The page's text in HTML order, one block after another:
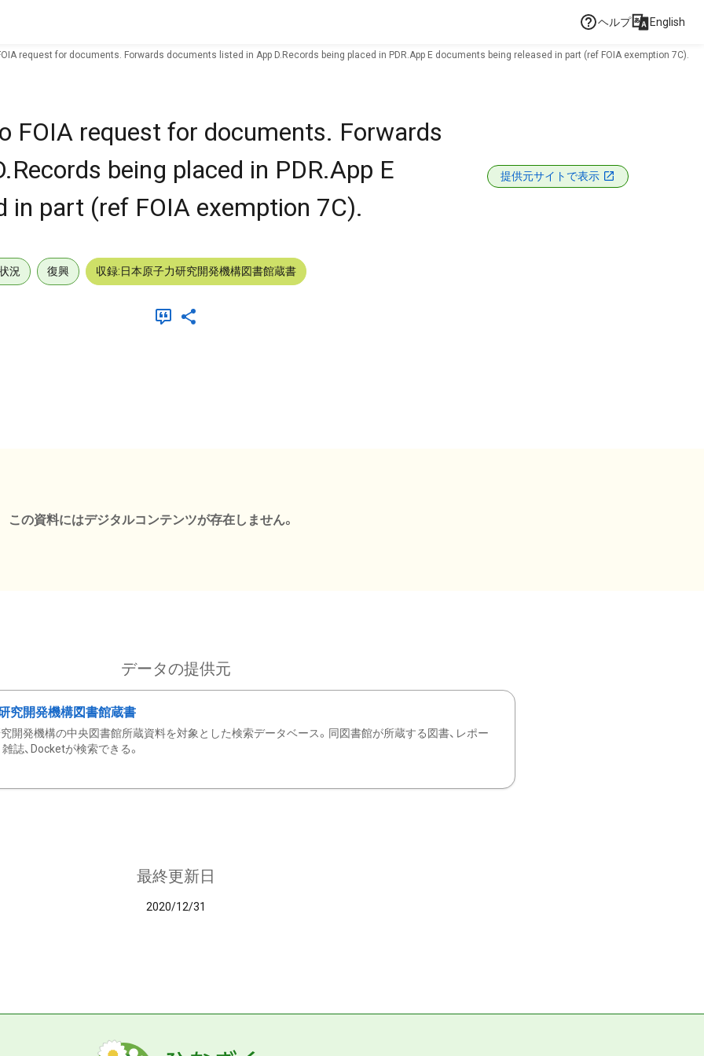
ヘルプ English
request for documents. Forwards documents listed in App D.Records being placed in PDR.App E documents being released in part (ref FOIA exemption 7C).
FOIA request for documents. Forwards
being placed in PDR.App E
in part (ref FOIA exemption 7C).
提供元サイトで表示
況 復興 収録:日本原子力研究開発機構図書館蔵書
この資料にはデジタルコンテンツが存在しません。
データの提供元
究開発機構図書館蔵書
開発機構の中央図書館所蔵資料を対象とした検索データベース。同図書館が所蔵する図書、レポー
雑誌、Docketが検索できる。
最終更新日
2020/12/31